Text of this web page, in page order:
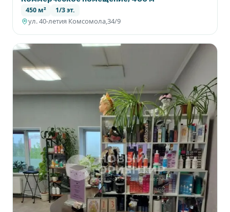
450 м² 1/3 эт.
ул. 40-летия Комсомола,34/9